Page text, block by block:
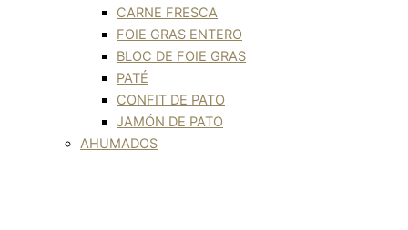
CARNE FRESCA
FOIE GRAS ENTERO
BLOC DE FOIE GRAS
PATÉ
CONFIT DE PATO
JAMÓN DE PATO
AHUMADOS